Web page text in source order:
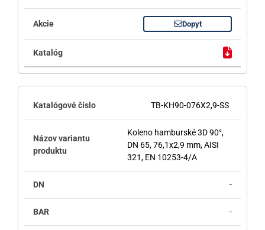
Dopyt
TB-KH90-076X2,9-SS
Koleno hamburské 3D 90°,
DN 65, 76,1x2,9 mm, AISI
321, EN 10253-4/A
-
-